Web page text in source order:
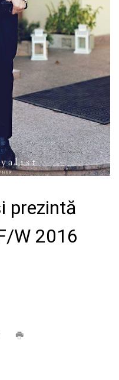
prezintă
W 2016